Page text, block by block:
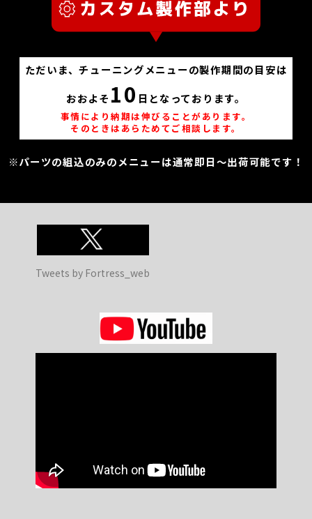
ただいま、チューニングメニューの製作期間の目安は
おおよそ 10 日となっております。
事情により納期は伸びることがあります。
そのときはあらためてご相談します。
※パーツの組込のみのメニューは通常即日～出荷可能です！
Tweets by Fortress_web